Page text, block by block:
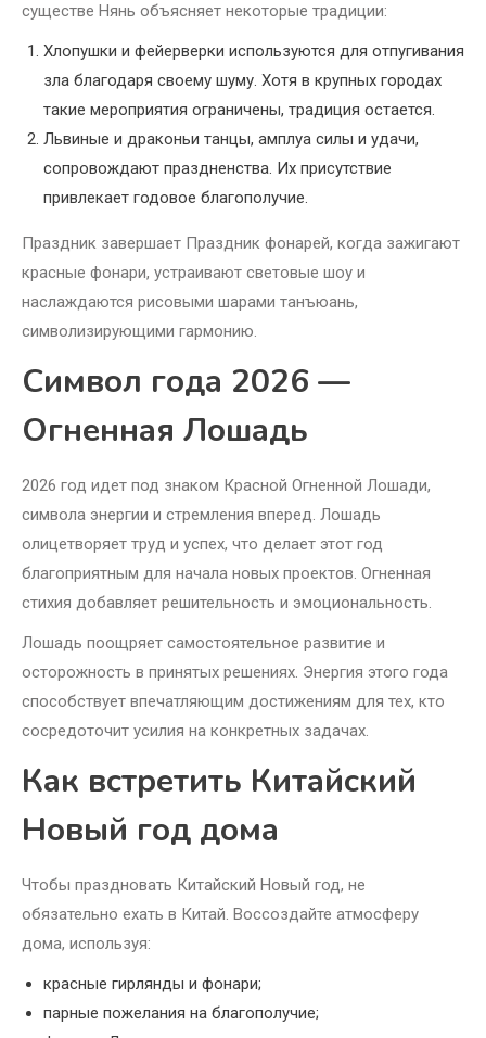
существе Нянь объясняет некоторые традиции:
Хлопушки и фейерверки используются для отпугивания
зла благодаря своему шуму. Хотя в крупных городах
такие мероприятия ограничены, традиция остается.
Львиные и драконьи танцы, амплуа силы и удачи,
сопровождают праздненства. Их присутствие
привлекает годовое благополучие.
Праздник завершает Праздник фонарей, когда зажигают
красные фонари, устраивают световые шоу и
наслаждаются рисовыми шарами танъюань,
символизирующими гармонию.
Символ года 2026 —
Огненная Лошадь
2026 год идет под знаком Красной Огненной Лошади,
символа энергии и стремления вперед. Лошадь
олицетворяет труд и успех, что делает этот год
благоприятным для начала новых проектов. Огненная
стихия добавляет решительность и эмоциональность.
Лошадь поощряет самостоятельное развитие и
осторожность в принятых решениях. Энергия этого года
способствует впечатляющим достижениям для тех, кто
сосредоточит усилия на конкретных задачах.
Как встретить Китайский
Новый год дома
Чтобы праздновать Китайский Новый год, не
обязательно ехать в Китай. Воссоздайте атмосферу
дома, используя:
красные гирлянды и фонари;
парные пожелания на благополучие;